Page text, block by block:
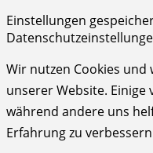
Einstellungen
Wir nutzen Cookies
unserer Website. Einige
während andere uns
Erfahrung zu